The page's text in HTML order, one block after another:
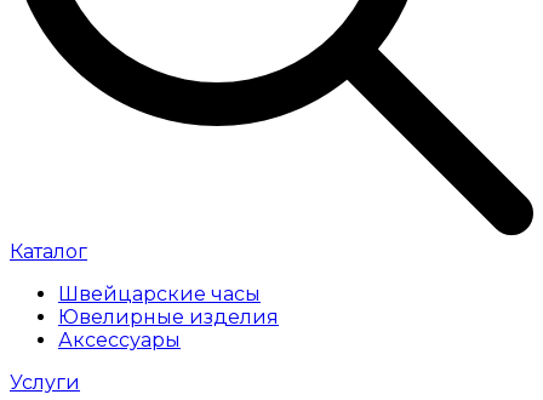
Каталог
Швейцарские часы
Ювелирные изделия
Аксессуары
Услуги